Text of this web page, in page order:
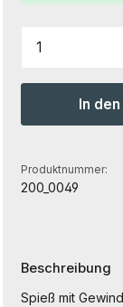
Produkt
In
Produktnummer:
200_0049
Beschreibung
Spieß mit